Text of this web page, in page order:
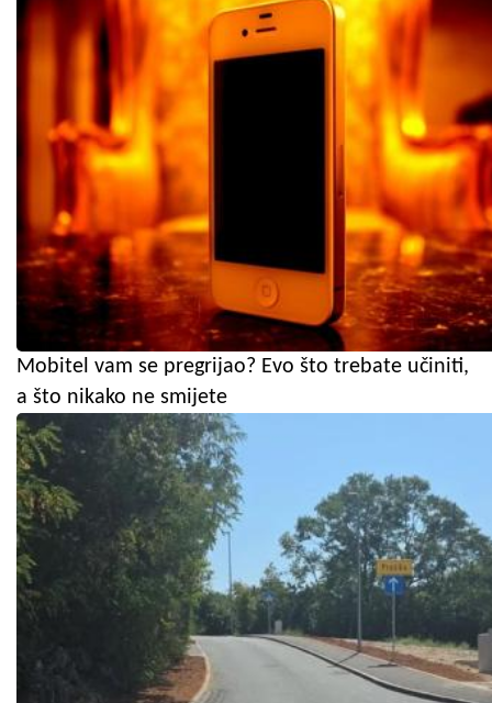
Mobitel vam se pregrijao? Evo što trebate učiniti,
a što nikako ne smijete